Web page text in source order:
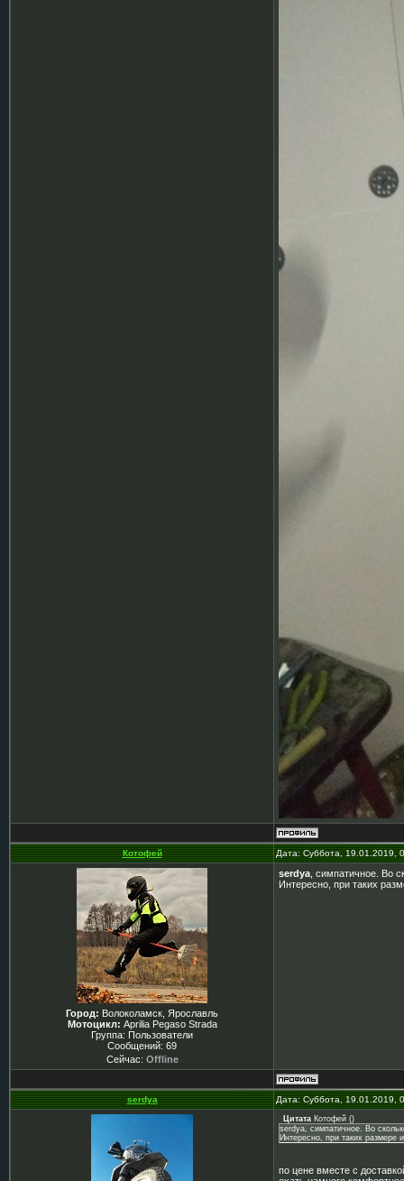
Котофей Дата: Суббота, 19.01.2019,
Город: Волоколамск, Ярославль
Мотоцикл: Aprilia Pegaso Strada
Группа: Пользователи
Сообщений: 69
Сейчас: Offline
serdya , симпатичное. Во
Интересно, при таких
serdya Дата: Суббота, 19.01.2019,
Цитата Котофей ()
serdya, симпатичное. Во
Интересно, при таких
по цене вместе с